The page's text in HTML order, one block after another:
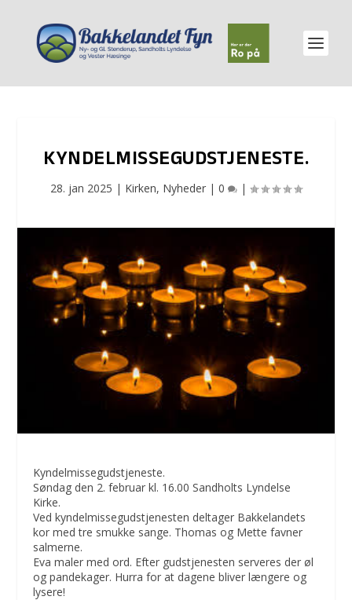
KYNDELMISSEGUDSTJENESTE.
28. jan 2025 | Kirken, Nyheder | 0 |
Kyndelmissegudstjeneste.
Søndag den 2. februar kl. 16.00 Sandholts Lyndelse
Kirke.
Ved kyndelmissegudstjenesten deltager Bakkelandets
kor med tre smukke sange. Thomas og Mette favner
salmerne.
Eva maler med ord. Efter gudstjenesten serveres der øl
og pandekager. Hurra for at dagene bliver længere og
lysere!